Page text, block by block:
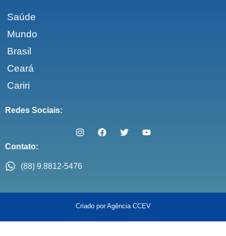
Saúde
Mundo
Brasil
Ceará
Cariri
Redes Sociais:
Contato:
(88) 9.8812-5476
Criado por Agência CCEV